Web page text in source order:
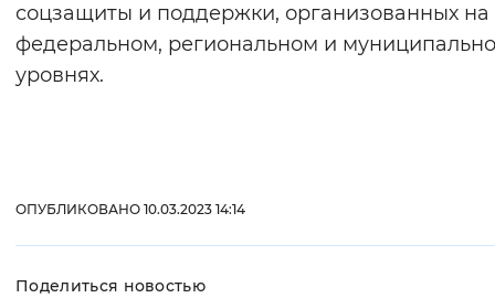
соцзащиты и поддержки, организованных на
федеральном, региональном и
уровнях.
ОПУБЛИКОВАНО 10.03.2023 14:14
Поделиться новостью